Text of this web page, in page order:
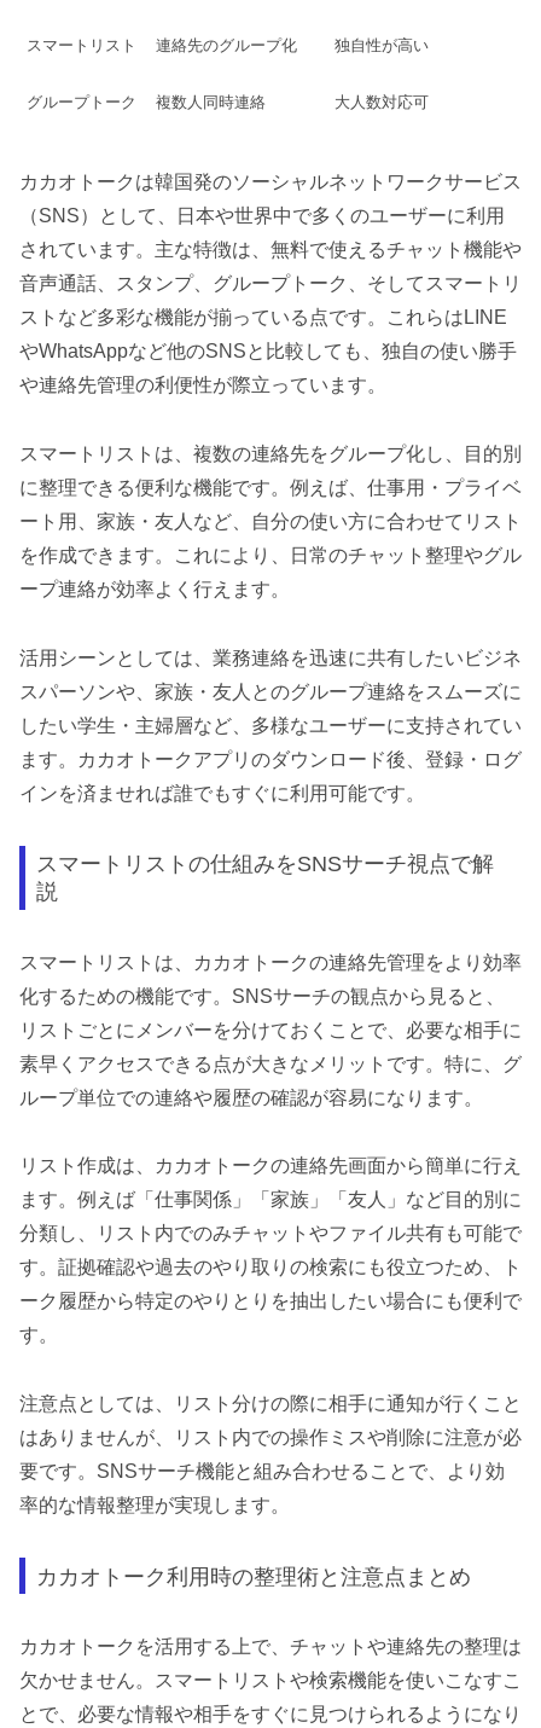
スマートリスト 連絡先のグループ化 独自性が高い
グループトーク 複数人同時連絡 大人数対応可
カカオトークは韓国発のソーシャルネットワークサービス
（SNS）として、日本や世界中で多くのユーザーに利用
されています。主な特徴は、無料で使えるチャット機能や
音声通話、スタンプ、グループトーク、そしてスマートリ
ストなど多彩な機能が揃っている点です。これらはLINE
やWhatsAppなど他のSNSと比較しても、独自の使い勝手
や連絡先管理の利便性が際立っています。
スマートリストは、複数の連絡先をグループ化し、目的別
に整理できる便利な機能です。例えば、仕事用・プライベ
ート用、家族・友人など、自分の使い方に合わせてリスト
を作成できます。これにより、日常のチャット整理やグル
ープ連絡が効率よく行えます。
活用シーンとしては、業務連絡を迅速に共有したいビジネ
スパーソンや、家族・友人とのグループ連絡をスムーズに
したい学生・主婦層など、多様なユーザーに支持されてい
ます。カカオトークアプリのダウンロード後、登録・ログ
インを済ませれば誰でもすぐに利用可能です。
スマートリストの仕組みをSNSサーチ視点で解
説
スマートリストは、カカオトークの連絡先管理をより効率
化するための機能です。SNSサーチの観点から見ると、
リストごとにメンバーを分けておくことで、必要な相手に
素早くアクセスできる点が大きなメリットです。特に、グ
ループ単位での連絡や履歴の確認が容易になります。
リスト作成は、カカオトークの連絡先画面から簡単に行え
ます。例えば「仕事関係」「家族」「友人」など目的別に
分類し、リスト内でのみチャットやファイル共有も可能で
す。証拠確認や過去のやり取りの検索にも役立つため、ト
ーク履歴から特定のやりとりを抽出したい場合にも便利で
す。
注意点としては、リスト分けの際に相手に通知が行くこと
はありませんが、リスト内での操作ミスや削除に注意が必
要です。SNSサーチ機能と組み合わせることで、より効
率的な情報整理が実現します。
カカオトーク利用時の整理術と注意点まとめ
カカオトークを活用する上で、チャットや連絡先の整理は
欠かせません。スマートリストや検索機能を使いこなすこ
とで、必要な情報や相手をすぐに見つけられるようになり